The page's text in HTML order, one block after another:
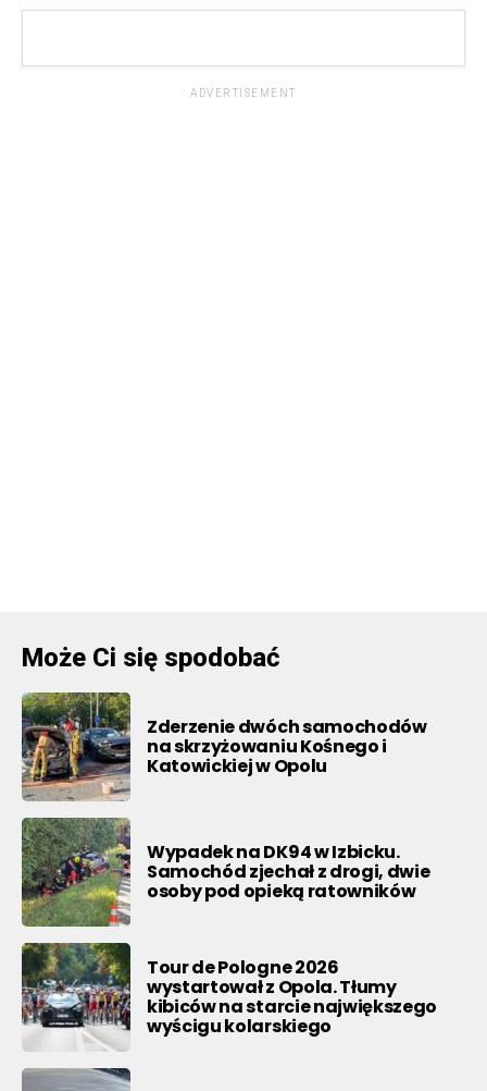
ADVERTISEMENT
Może Ci się spodobać
Zderzenie dwóch samochodów
na skrzyżowaniu Kośnego i
Katowickiej w Opolu
Wypadek na DK94 w Izbicku.
Samochód zjechał z drogi, dwie
osoby pod opieką ratowników
Tour de Pologne 2026
wystartował z Opola. Tłumy
kibiców na starcie największego
wyścigu kolarskiego